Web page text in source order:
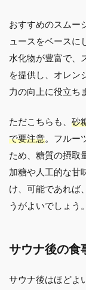
おすすめのスムー
ュースをベースに
水化物が豊富で、
を提供し、オレン
力の向上に役立ち
ただこちらも、 砂
で要注意。フルー
ため、糖質の摂取
加糖や人工的な甘
け、可能であれば
うがよいでしょう。
サウナ後の食
サウナ後はほどよ